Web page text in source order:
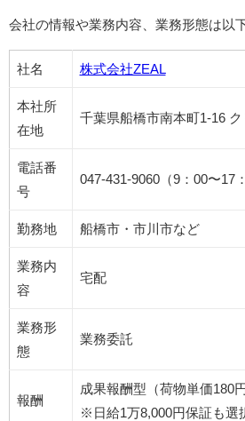
会社の情報や業務内容、業務形態は以
社名 株式会社ZEAL
本社所
在地
千葉県船橋市南本町1-16
電話番
号
047-431-9060（9：00〜17：
勤務地 船橋市・市川市など
業務内
容
宅配
業務形
態
業務委託
報酬
成果報酬型（荷物単価180
※日給1万8,000円保証も選